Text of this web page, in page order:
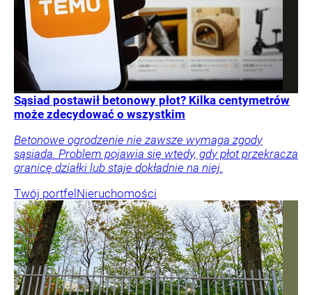
Sąsiad postawił betonowy płot? Kilka centymetrów
może zdecydować o wszystkim
Betonowe ogrodzenie nie zawsze wymaga zgody
sąsiada. Problem pojawia się wtedy, gdy płot przekracza
granicę działki lub staje dokładnie na niej.
Twój portfel Nieruchomości